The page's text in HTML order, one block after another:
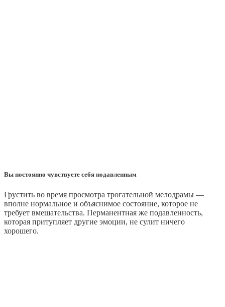
Вы постоянно чувствуете себя подавленным
Грустить во время просмотра трогательной мелодрамы —
вполне нормальное и объяснимое состояние, которое не
требует вмешательства. Перманентная же подавленность,
которая притупляет другие эмоции, не сулит ничего
хорошего.